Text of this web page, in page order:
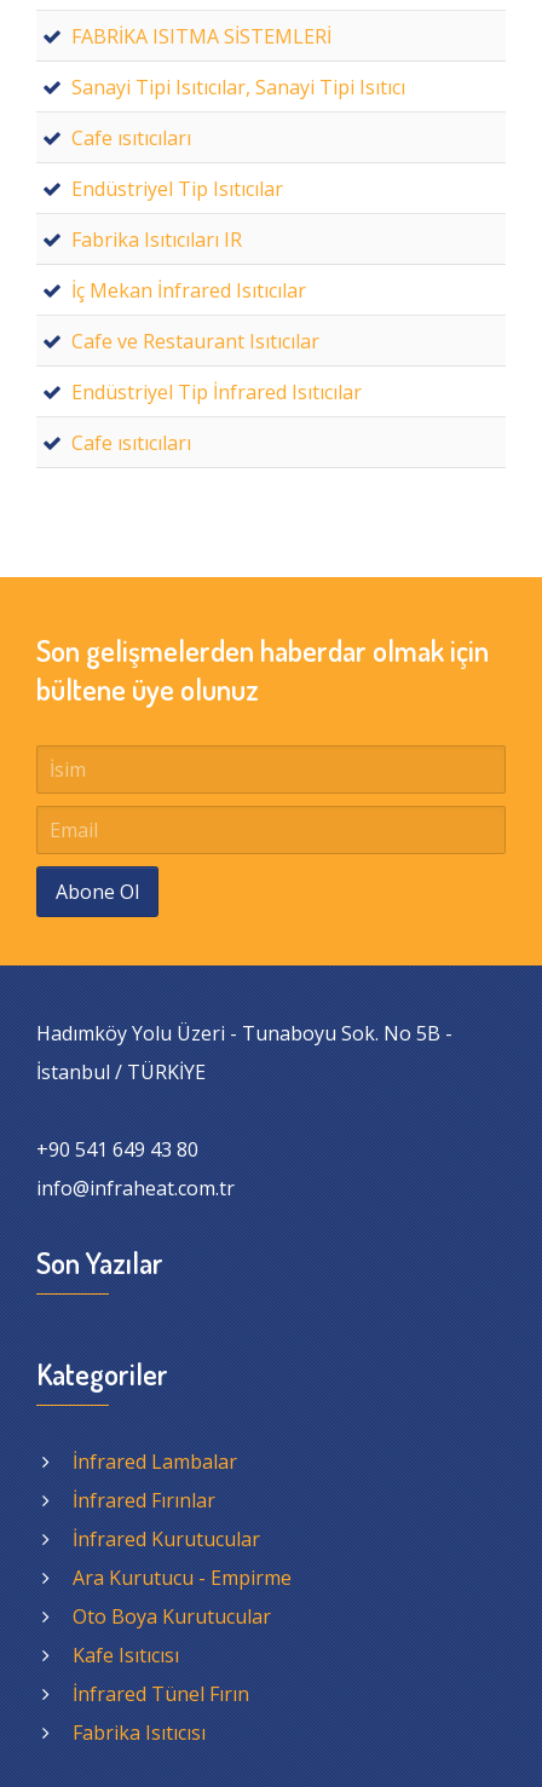
FABRİKA ISITMA SİSTEMLERİ
Sanayi Tipi Isıtıcılar, Sanayi Tipi Isıtıcı
Cafe ısıtıcıları
Endüstriyel Tip Isıtıcılar
Fabrika Isıtıcıları IR
İç Mekan İnfrared Isıtıcılar
Cafe ve Restaurant Isıtıcılar
Endüstriyel Tip İnfrared Isıtıcılar
Cafe ısıtıcıları
Son gelişmelerden haberdar olmak için
bültene üye olunuz
Abone Ol
Hadımköy Yolu Üzeri - Tunaboyu Sok. No 5B -
İstanbul / TÜRKİYE
+90 541 649 43 80
info@infraheat.com.tr
Son Yazılar
Kategoriler
İnfrared Lambalar
İnfrared Fırınlar
İnfrared Kurutucular
Ara Kurutucu - Empirme
Oto Boya Kurutucular
Kafe Isıtıcısı
İnfrared Tünel Fırın
Fabrika Isıtıcısı